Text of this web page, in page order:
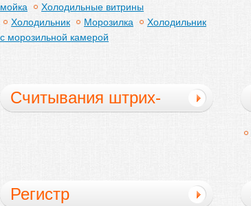
мойка
Холодильные витрины
Холодильник
Морозилка
Холодильник
с морозильной камерой
Считывания штрих-
Регистр